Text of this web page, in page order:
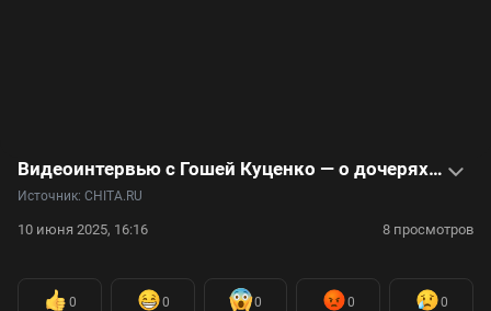
Видеоинтервью с Гошей Куценко — о дочерях, ролях и талисмане
Источник: CHITA.RU
10 июня 2025, 16:16 8 просмотров
0 0 0 0 0